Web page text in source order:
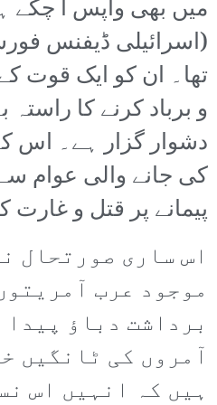
(اسرائیلی ڈیفنس
تھا۔ ان کو ایک قوت
و برباد کرنے کا
دشوار گزار ہے۔ اس
کی جانے والی عوام
پیمانے پر قتل و
اس ساری صورتحال
موجود عرب
برداشت دباؤ
آمروں کی ٹانگیں
ہیں کہ انہیں اس